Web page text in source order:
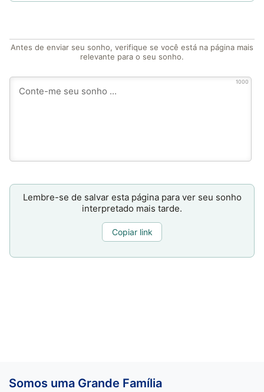
Antes de enviar seu sonho, verifique se você está na página mais
relevante para o seu sonho.
1000
Lembre-se de salvar esta página para ver seu sonho
interpretado mais tarde.
Copiar link
Somos uma Grande Família